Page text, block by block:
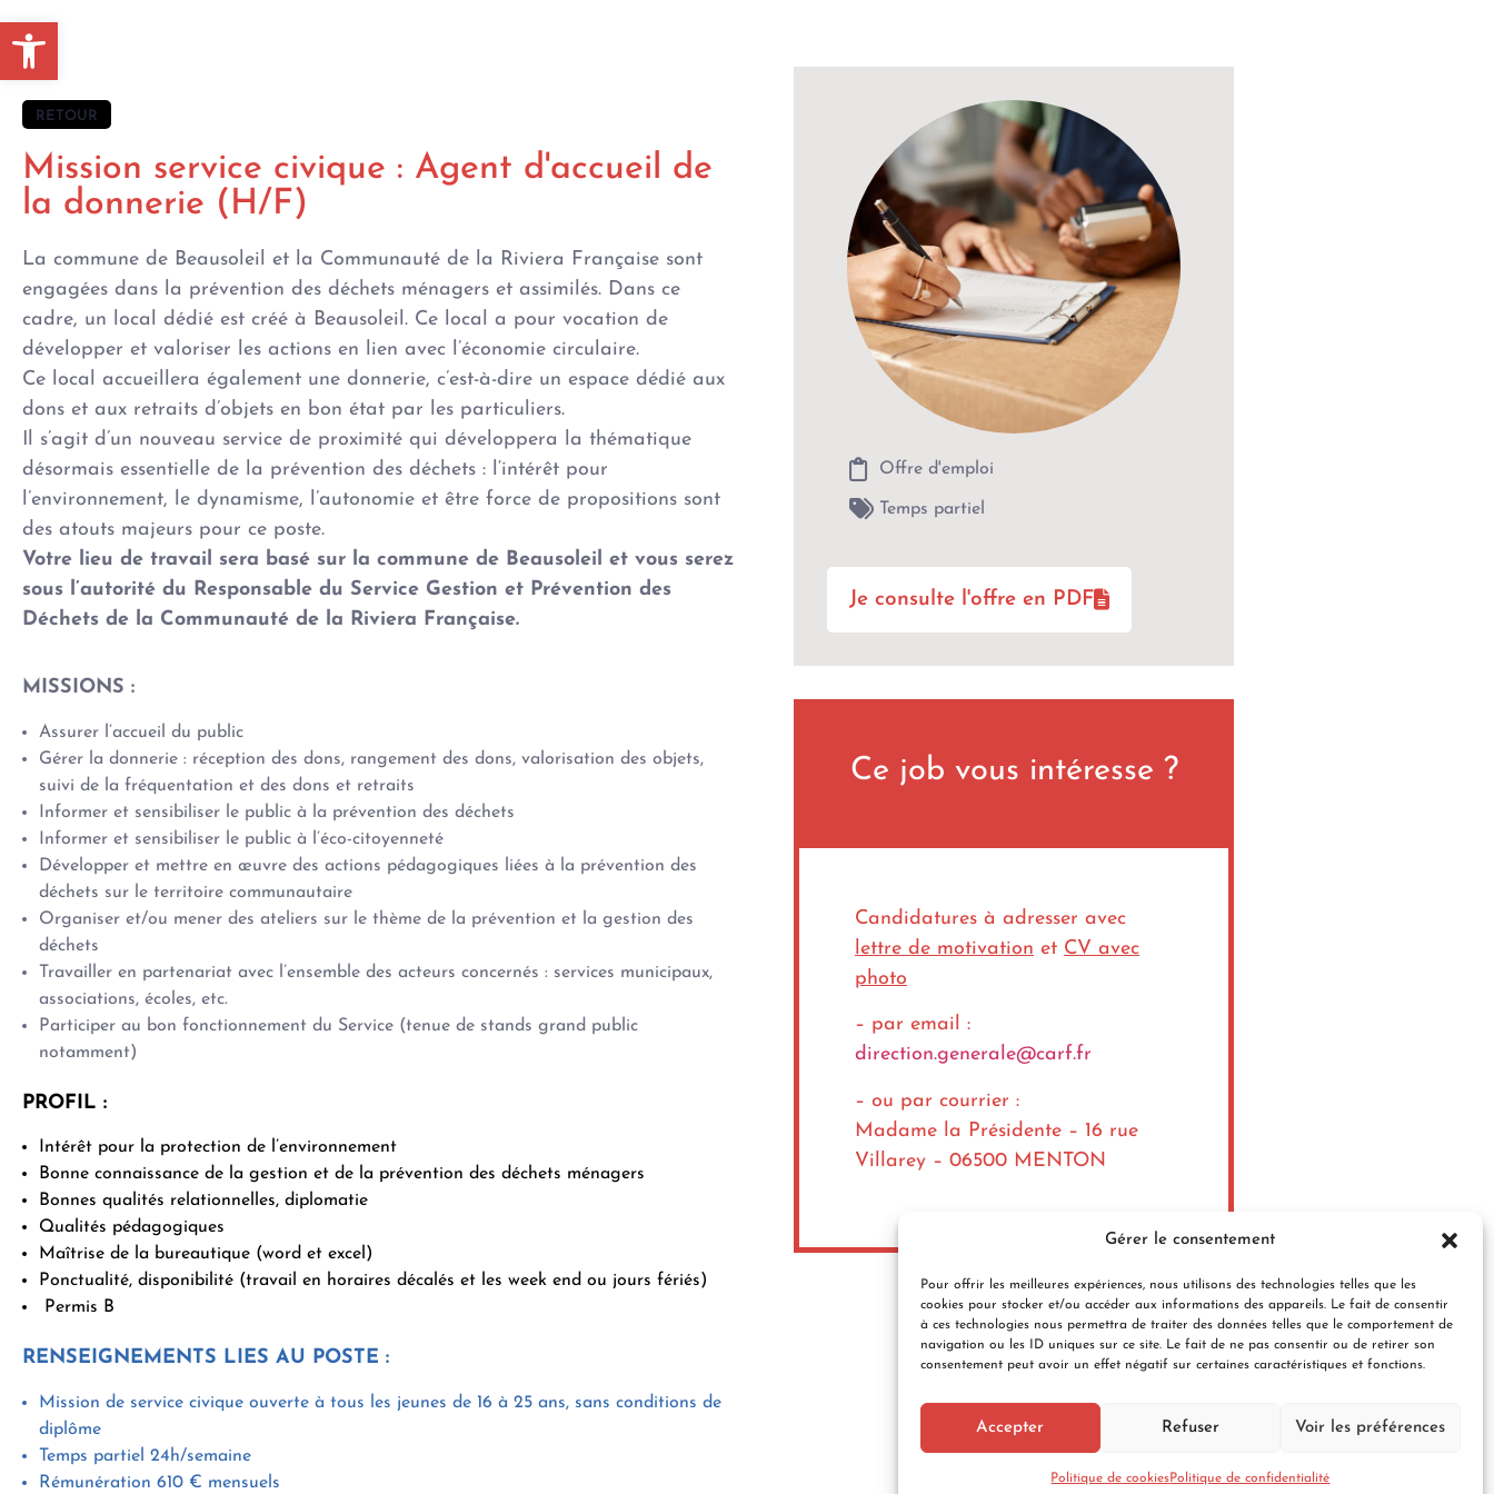
Ouvrir la barre d’outils
Gérer le consentement
Pour offrir les meilleures expériences, nous utilisons des technologies telles que les
cookies pour stocker et/ou accéder aux informations des appareils. Le fait de consentir
à ces technologies nous permettra de traiter des données telles que le comportement de
navigation ou les ID uniques sur ce site. Le fait de ne pas consentir ou de retirer son
consentement peut avoir un effet négatif sur certaines caractéristiques et fonctions.
Accepter Refuser Voir les préférences
Politique de cookiesPolitique de confidentialité
RETOUR
Mission service civique : Agent d'accueil de
la donnerie (H/F)
La commune de Beausoleil et la Communauté de la Riviera Française sont
engagées dans la prévention des déchets ménagers et assimilés. Dans ce
cadre, un local dédié est créé à Beausoleil. Ce local a pour vocation de
développer et valoriser les actions en lien avec l’économie circulaire.
Ce local accueillera également une donnerie, c’est-à-dire un espace dédié aux
dons et aux retraits d’objets en bon état par les particuliers.
Il s’agit d’un nouveau service de proximité qui développera la thématique
désormais essentielle de la prévention des déchets : l‘intérêt pour
l’environnement, le dynamisme, l’autonomie et être force de propositions sont
des atouts majeurs pour ce poste.
Votre lieu de travail sera basé sur la commune de Beausoleil et vous serez
sous l’autorité du Responsable du Service Gestion et Prévention des
Déchets de la Communauté de la Riviera Française.
MISSIONS :
Assurer l’accueil du public
Gérer la donnerie : réception des dons, rangement des dons, valorisation des objets,
suivi de la fréquentation et des dons et retraits
Informer et sensibiliser le public à la prévention des déchets
Informer et sensibiliser le public à l’éco-citoyenneté
Développer et mettre en œuvre des actions pédagogiques liées à la prévention des
déchets sur le territoire communautaire
Organiser et/ou mener des ateliers sur le thème de la prévention et la gestion des
déchets
Travailler en partenariat avec l’ensemble des acteurs concernés : services municipaux,
associations, écoles, etc.
Participer au bon fonctionnement du Service (tenue de stands grand public
notamment)
PROFIL :
Intérêt pour la protection de l’environnement
Bonne connaissance de la gestion et de la prévention des déchets ménagers
Bonnes qualités relationnelles, diplomatie
Qualités pédagogiques
Maîtrise de la bureautique (word et excel)
Ponctualité, disponibilité (travail en horaires décalés et les week end ou jours fériés)
Permis B
RENSEIGNEMENTS LIES AU POSTE :
Mission de service civique ouverte à tous les jeunes de 16 à 25 ans, sans conditions de
diplôme
Temps partiel 24h/semaine
Rémunération 610 € mensuels
Offre d'emploi
Temps partiel
Je consulte l'offre en PDF
Ce job vous intéresse ?
Candidatures à adresser avec
lettre de motivation et CV avec
photo
– par email :
direction.generale@carf.fr
– ou par courrier :
Madame la Présidente – 16 rue
Villarey – 06500 MENTON